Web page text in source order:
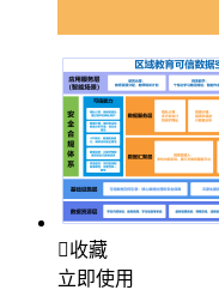
收藏
立即使用